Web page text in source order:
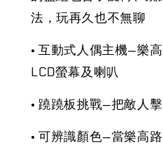
法，玩再久也不無聊
• 互動式人偶主機—樂
LCD螢幕及喇叭
• 蹺蹺板挑戰—把敵人
• 可辨識顏色—當樂高